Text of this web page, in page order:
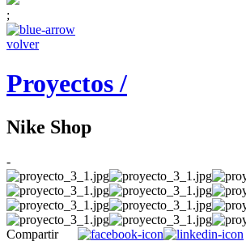
;
volver
Proyectos /
Nike Shop
-
Compartir